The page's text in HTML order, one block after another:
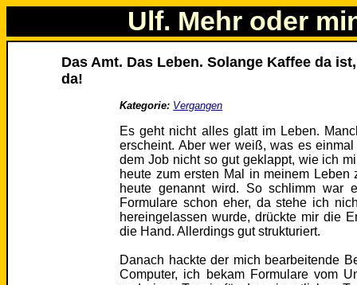
Ulf. Mehr oder
Das Amt. Das Leben. Solange Kaffee da
da!
Kategorie: Vergangen
Es geht nicht alles glatt im Leben.
erscheint. Aber wer weiß, was es
dem Job nicht so gut geklappt, wie ich
heute zum ersten Mal in meinem
heute genannt wird. So schlimm war
Formulare schon eher, da stehe ich
hereingelassen wurde, drückte mir die
die Hand. Allerdings gut strukturiert.
Danach hackte der mich bearbeitende
Computer, ich bekam Formulare vom